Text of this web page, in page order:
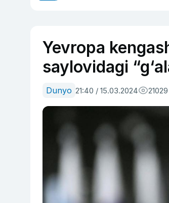
Yevropa
saylovidagi
Dunyo 21:40 / 15.03.2024 21029